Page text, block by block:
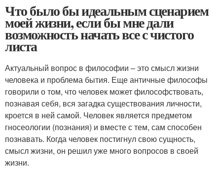
Что было бы идеальным сценарием
моей жизни, если бы мне дали
возможность начать все с чистого
листа
Актуальный вопрос в философии – это смысл жизни
человека и проблема бытия. Еще античные философы
говорили о том, что человек может философствовать,
познавая себя, вся загадка существования личности,
кроется в ней самой. Человек является предметом
гносеологии (познания) и вместе с тем, сам способен
познавать. Когда человек постигнул свою сущность,
смысл жизни, он решил уже много вопросов в своей
жизни.